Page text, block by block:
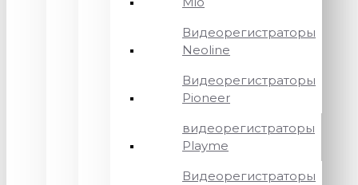
Видеорегистраторы
Neoline
Видеорегистраторы
Pioneer
видеорегистраторы
Playme
Видеорегистраторы